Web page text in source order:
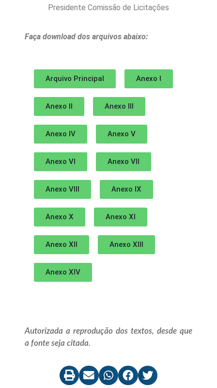
Presidente Comissão de Licitações
Faça download dos arquivos abaixo:
Arquivo Principal Anexo I
Anexo II Anexo III
Anexo IV Anexo V
Anexo VI Anexo VII
Anexo VIII Anexo IX
Anexo X Anexo XI
Anexo XII Anexo XIII
Anexo XIV
Autorizada a reprodução dos textos, desde que
a fonte seja citada.